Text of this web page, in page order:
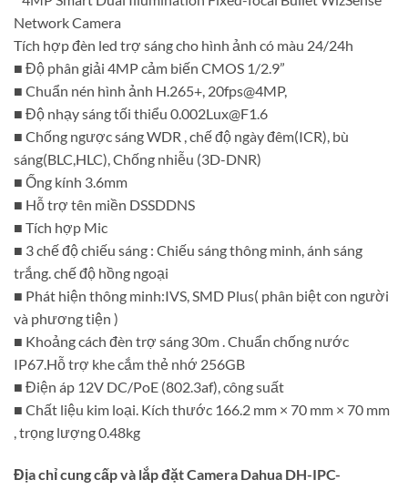
Network Camera
Tích hợp đèn led trợ sáng cho hình ảnh có màu 24/24h
■ Độ phân giải 4MP cảm biến CMOS 1/2.9”
■ Chuẩn nén hình ảnh H.265+, 20fps@4MP,
■ Độ nhạy sáng tối thiểu 0.002Lux@F1.6
■ Chống ngược sáng WDR , chế độ ngày đêm(ICR), bù
sáng(BLC,HLC), Chống nhiễu (3D-DNR)
■ Ống kính 3.6mm
■ Hỗ trợ tên miền DSSDDNS
■ Tích hợp Mic
■ 3 chế độ chiếu sáng : Chiếu sáng thông minh, ánh sáng
trắng. chế độ hồng ngoại
■ Phát hiện thông minh:IVS, SMD Plus( phân biệt con người
và phương tiện )
■ Khoảng cách đèn trợ sáng 30m . Chuẩn chống nước
IP67.Hỗ trợ khe cắm thẻ nhớ 256GB
■ Điện áp 12V DC/PoE (802.3af), công suất
■ Chất liệu kim loại. Kích thước 166.2 mm × 70 mm × 70 mm
, trọng lượng 0.48kg
Địa chỉ cung cấp và lắp đặt Camera Dahua DH-IPC-